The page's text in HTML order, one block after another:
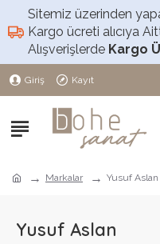
Sitemiz üzerinden
Kargo ücreti alıcıya
Alışverişlerde Kargo
Giriş Kayıt
Markalar Yusuf Aslan
Yusuf Aslan